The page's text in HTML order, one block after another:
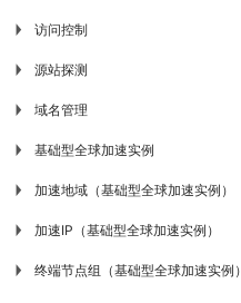
▶ 访问控制
▶ 源站探测
▶ 域名管理
▶ 基础型全球加速实例
▶ 加速地域（基础型全球加速实例）
▶ 加速IP（基础型全球加速实例）
▶ 终端节点组（基础型全球加速实例）